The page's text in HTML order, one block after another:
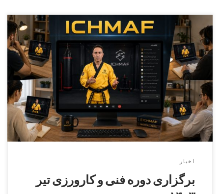
دوره کارورزی ( مربیگری عملی ) درجه ۳ الی درجه ۱تاریخ
برگزاری دوره : ۱۴۰۳/۴/۲۹ بخش آقایان مدرس دوره استاد اکبر
حیدری مسئول برگزاری دوره استاد حمید کریمی ۰۹۳۲۹۰۰۰۱۷۵
بخش بانوان مدرس دوره سرکار خانم استاد شهرکی مسئول
برگزاری دوره سرکار خانم افسانه محمدی۰۹۳۶۲۰۹۴۳۴۴
برگزاری دوره فنی کمربند مشکی دان […]
اخبار
برگزاری دوره فنی و کارورزی تیر